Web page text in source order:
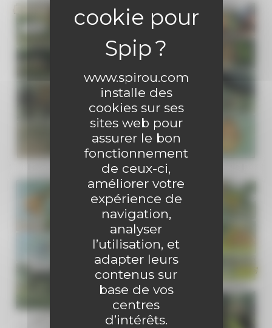
www.spirou.com
installe des
cookies sur ses
sites web pour
assurer le bon
fonctionnement
de ceux-ci,
améliorer votre
expérience de
navigation,
analyser
l’utilisation, et
adapter leurs
contenus sur
base de vos
centres
d’intérêts.